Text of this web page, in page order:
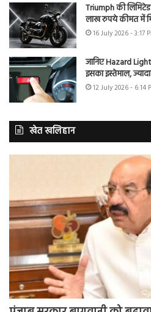
Triumph की
लाख रुपये कीमत में
16 July 2026 - 3:17
जानिए Hazard
इसका इस्तेमाल,
12 July 2026 - 6:14
खेत खलिहान